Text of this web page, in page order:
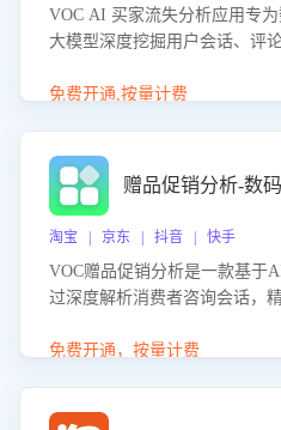
VOC AI 买家流失分析应用专
大模型深度挖掘用户会话、评
应延迟、竞品价格冲击等。系
免费开通,按量计费
赠品促销分析-数
淘宝 | 京东 | 抖音 | 快手
VOC赠品促销分析是一款基于
过深度解析消费者咨询会话，
销诉求，帮助企业制定个性化
免费开通，按量计费